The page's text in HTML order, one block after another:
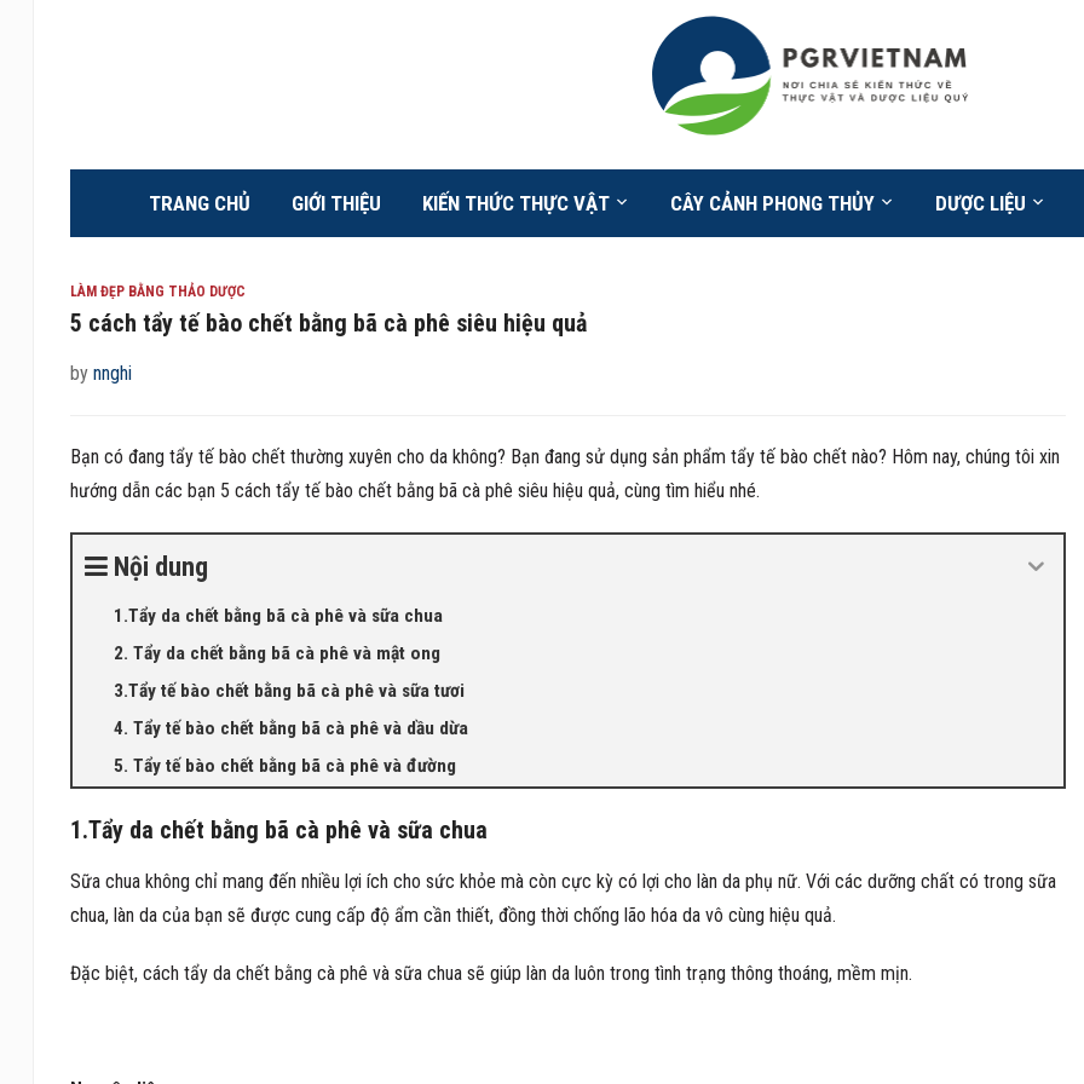
TRANG CHỦ GIỚI THIỆU KIẾN THỨC THỰC VẬT CÂY CẢNH PHONG THỦY DƯỢC LIỆU
LÀM ĐẸP BẰNG THẢO DƯỢC
5 cách tẩy tế bào chết bằng bã cà phê siêu hiệu quả
by nnghi
Bạn có đang tẩy tế bào chết thường xuyên cho da không? Bạn đang sử dụng sản phẩm tẩy tế bào chết nào? Hôm nay, chúng tôi xin
hướng dẫn các bạn 5 cách tẩy tế bào chết bằng bã cà phê siêu hiệu quả, cùng tìm hiểu nhé.
Nội dung
1.Tẩy da chết bằng bã cà phê và sữa chua
2. Tẩy da chết bằng bã cà phê và mật ong
3.Tẩy tế bào chết bằng bã cà phê và sữa tươi
4. Tẩy tế bào chết bằng bã cà phê và dầu dừa
5. Tẩy tế bào chết bằng bã cà phê và đường
1.Tẩy da chết bằng bã cà phê và sữa chua
Sữa chua không chỉ mang đến nhiều lợi ích cho sức khỏe mà còn cực kỳ có lợi cho làn da phụ nữ. Với các dưỡng chất có trong sữa
chua, làn da của bạn sẽ được cung cấp độ ẩm cần thiết, đồng thời chống lão hóa da vô cùng hiệu quả.
Đặc biệt, cách tẩy da chết bằng cà phê và sữa chua sẽ giúp làn da luôn trong tình trạng thông thoáng, mềm mịn.